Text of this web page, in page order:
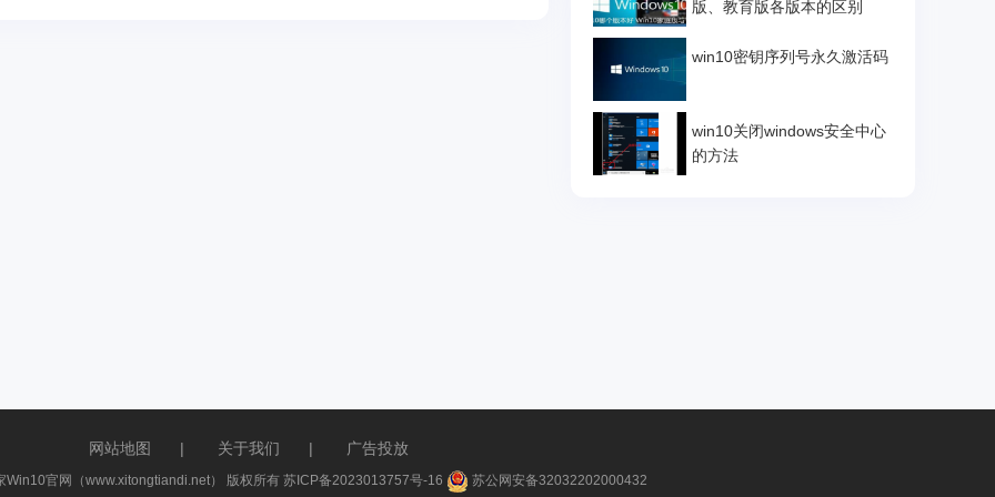
版、教育版各版本的区别
win10密钥序列号永久激活码
win10关闭windows安全中心
的方法
网站地图 | 关于我们 | 广告投放
官网（www.xitongtiandi.net） 版权所有 苏ICP备2023013757号-16 苏公网安备32032202000432